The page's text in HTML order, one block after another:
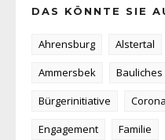
DAS KÖNNTE SIE
Ahrensburg Alstertal
Ammersbek
Bauliches
Bürgerinitiative
Corona
Engagement
Familie